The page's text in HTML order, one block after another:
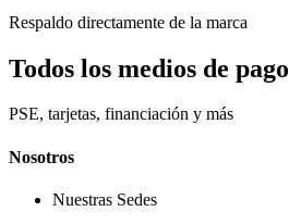
Respaldo directamente de la marca
Todos los medios de pago
PSE, tarjetas, financiación y más
Nosotros
Nuestras Sedes